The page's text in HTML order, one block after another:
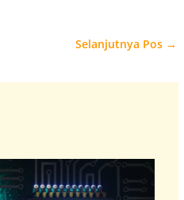
Selanjutnya Pos →